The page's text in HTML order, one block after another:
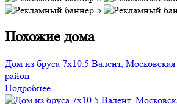
Похожие дома
Дом из бруса 7х10.5 Валент,
район
Подробнее